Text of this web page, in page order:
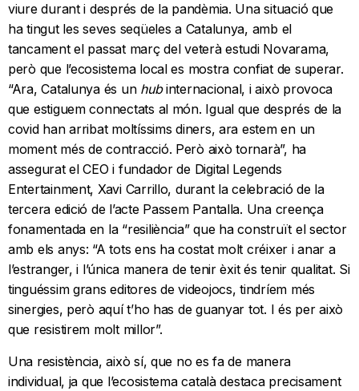
viure durant i després de la pandèmia. Una situació que
ha tingut les seves seqüeles a Catalunya, amb el
tancament el passat març del veterà estudi Novarama,
però que l’ecosistema local es mostra confiat de superar.
“Ara, Catalunya és un hubinternacional, i això provoca
que estiguem connectats al món. Igual que després de la
covid han arribat moltíssims diners, ara estem en un
moment més de contracció. Però això tornarà”, ha
assegurat el CEO i fundador de Digital Legends
Entertainment, Xavi Carrillo, durant la celebració de la
tercera edició de l’acte Passem Pantalla. Una creença
fonamentada en la “resiliència” que ha construït el sector
amb els anys: “A tots ens ha costat molt créixer i anar a
l’estranger, i l’única manera de tenir èxit és tenir qualitat. Si
tinguéssim grans editores de videojocs, tindríem més
sinergies, però aquí t’ho has de guanyar tot. I és per això
que resistirem molt millor”.
Una resistència, això sí, que no es fa de manera
individual, ja que l’ecosistema català destaca precisament